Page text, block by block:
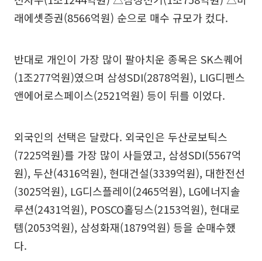
래에셋증권(8566억원) 순으로 매수 규모가 컸다.
반대로 개인이 가장 많이 팔아치운 종목은 SK스퀘어
(1조277억원)였으며 삼성SDI(2878억원), LIG디펜스
앤에어로스페이스(2521억원) 등이 뒤를 이었다.
외국인의 선택은 달랐다. 외국인은 두산로보틱스
(7225억원)를 가장 많이 사들였고, 삼성SDI(5567억
원), 두산(4316억원), 현대건설(3339억원), 대한전선
(3025억원), LG디스플레이(2465억원), LG에너지솔
루션(2431억원), POSCO홀딩스(2153억원), 현대로
템(2053억원), 삼성화재(1879억원) 등을 순매수했
다.